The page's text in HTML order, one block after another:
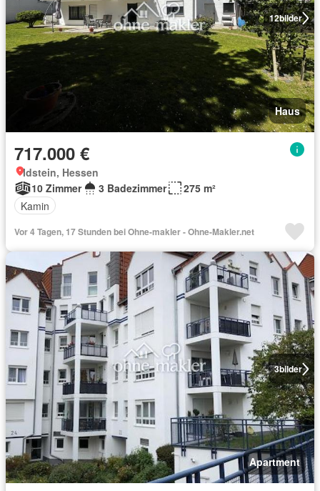
12bilder
Haus
717.000 €
Idstein, Hessen
10 Zimmer
3 Badezimmer
275 m²
Kamin
Vor 4 Tagen, 17 Stunden bei Ohne-makler - Ohne-Makler.net
3bilder
Apartment